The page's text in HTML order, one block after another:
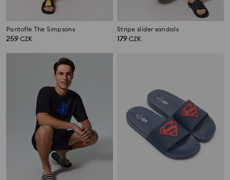
Pantofle The Simpsons
259 CZK
Stripe slider sandals
179 CZK